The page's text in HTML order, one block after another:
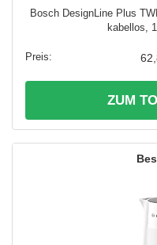
Bosch DesignLine Plus
kabellos,
ZUM